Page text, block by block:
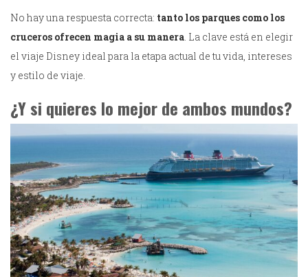
No hay una respuesta correcta: tanto los parques como los
cruceros ofrecen magia a su manera . La clave está en elegir
el viaje Disney ideal para la etapa actual de tu vida, intereses
y estilo de viaje.
¿Y si quieres lo mejor de ambos mundos?